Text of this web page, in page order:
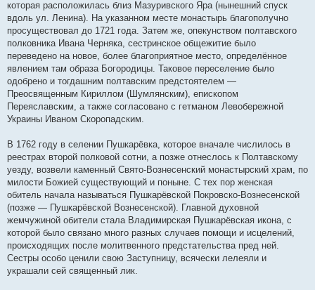
которая расположилась близ Мазуривского Яра (нынешний спуск
вдоль ул. Ленина). На указанном месте монастырь благополучно
просуществовал до 1721 года. Затем же, опекунством полтавского
полковника Ивана Черняка, сестринское общежитие было
переведено на новое, более благоприятное место, определённое
явлением там образа Богородицы. Таковое переселение было
одобрено и тогдашним полтавским предстоятелем —
Преосвященным Кириллом (Шумлянским), епископом
Переяславским, а также согласовано с гетманом Левобережной
Украины Иваном Скоропадским.
В 1762 году в селении Пушкарёвка, которое вначале числилось в
реестрах второй полковой сотни, а позже отнеслось к Полтавскому
уезду, возвели каменный Свято-Вознесенский монастырский храм, по
милости Божией существующий и поныне. С тех пор женская
обитель начала называться Пушкарёвской Покровско-Вознесенской
(позже — Пушкарёвской Вознесенской). Главной духовной
жемчужиной обители стала Владимирская Пушкарёвская икона, с
которой было связано много разных случаев помощи и исцелений,
происходящих после молитвенного предстательства пред ней.
Сестры особо ценили свою Заступницу, всячески лелеяли и
украшали сей священный лик.